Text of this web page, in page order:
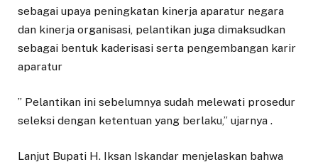
sebagai upaya peningkatan kinerja aparatur negara
dan kinerja organisasi, pelantikan juga dimaksudkan
sebagai bentuk kaderisasi serta pengembangan karir
aparatur
” Pelantikan ini sebelumnya sudah melewati prosedur
seleksi dengan ketentuan yang berlaku,” ujarnya .
Lanjut Bupati H. Iksan Iskandar menjelaskan bahwa